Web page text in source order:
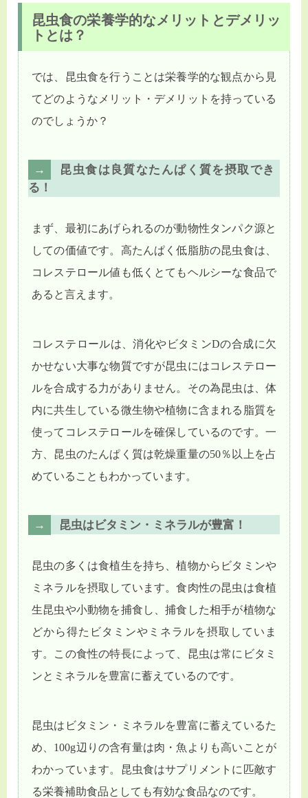
昆虫食の栄養学的なメリットとデメリッ
トとは？
では、昆虫食を行うことは栄養学的な観点から見
てどのようなメリット・デメリットを持っている
のでしょうか？
昆虫食は良質なたんぱく質を摂取でき
る！
まず、最初にあげられるのが動物性タンパク源と
しての価値です。高たんぱく低脂肪の昆虫食は、
コレステロール値も低くとてもヘルシーな食品で
あると言えます。
コレステロールは、消化やビタミンDの合成に欠
かせない大事な物質ですが昆虫にはコレステロー
ルを合成する力がありません。その為昆虫は、体
内に共生している微生物や植物に含まれる脂質を
使ってコレステロールを確保しているのです。一
方、昆虫のたんぱく質は乾燥重量の50％以上を占
めていることもわかっています。
昆虫はビタミン・ミネラルが豊富！
昆虫の多くは食植生を持ち、植物からビタミンや
ミネラルを摂取しています。食肉性の昆虫は食植
生昆虫や小動物を捕食し、捕食した相手が植物な
どから得たビタミンやミネラルを摂取していま
す。この食性の特長によって、昆虫は常にビタミ
ンとミネラルを豊富に蓄えているのです。
昆虫はビタミン・ミネラルを豊富に蓄えているた
め、100g辺りの含有量は肉・魚よりも高いことが
わかっています。昆虫食はサプリメントに匹敵す
る栄養補助食品としても有効な食品なのです。